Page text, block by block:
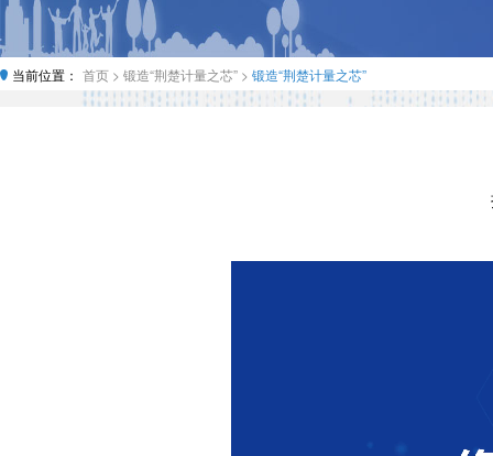
当前位置： 首页 > 锻造“荆楚计量之芯” > 锻造“荆楚计量之芯”